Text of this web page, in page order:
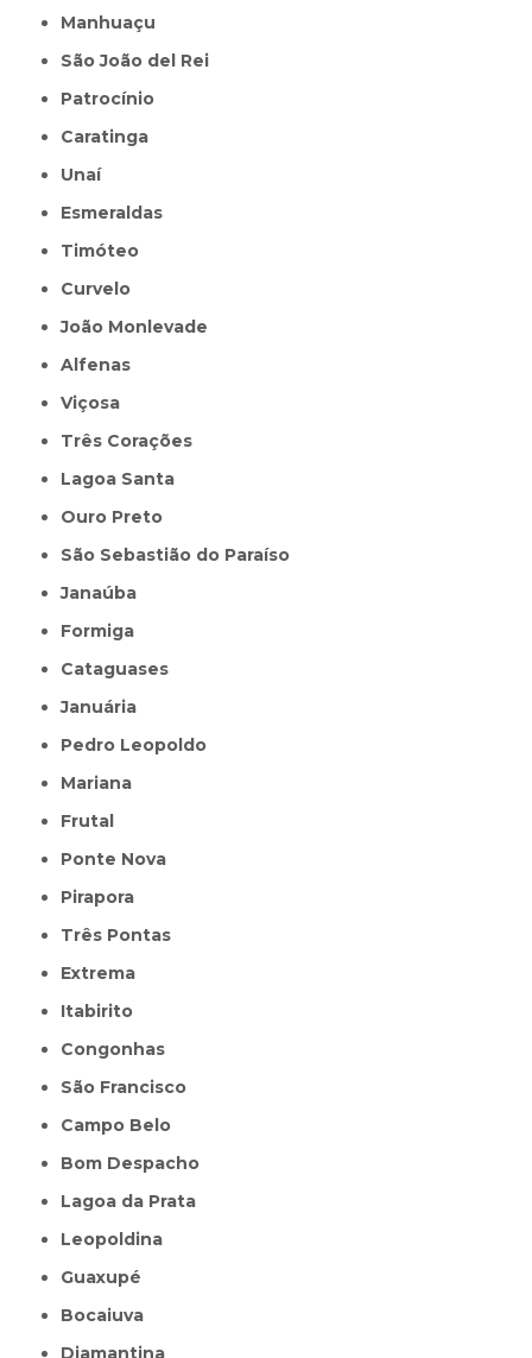
Manhuaçu
São João del Rei
Patrocínio
Caratinga
Unaí
Esmeraldas
Timóteo
Curvelo
João Monlevade
Alfenas
Viçosa
Três Corações
Lagoa Santa
Ouro Preto
São Sebastião do Paraíso
Janaúba
Formiga
Cataguases
Januária
Pedro Leopoldo
Mariana
Frutal
Ponte Nova
Pirapora
Três Pontas
Extrema
Itabirito
Congonhas
São Francisco
Campo Belo
Bom Despacho
Lagoa da Prata
Leopoldina
Guaxupé
Bocaiuva
Diamantina